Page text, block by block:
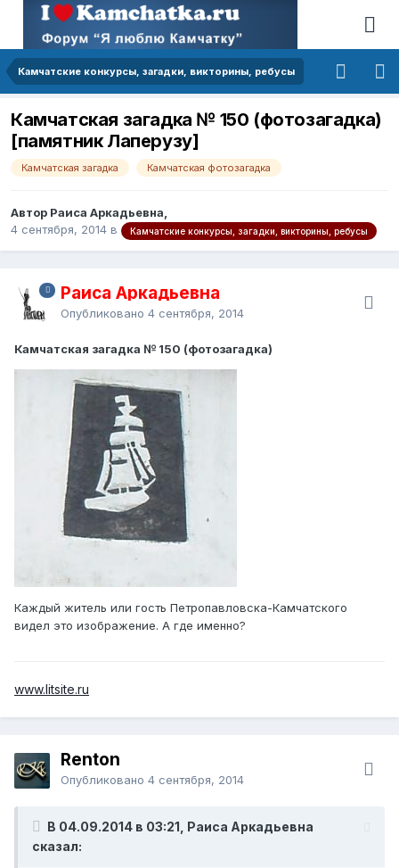
Камчатские конкурсы, загадки, викторины, ребусы
Камчатская загадка № 150 (фотозагадка)
[памятник Лаперузу]
Камчатская загадка Камчатская фотозагадка
Автор Раиса Аркадьевна,
4 сентября, 2014 в Камчатские конкурсы, загадки, викторины, ребусы
Раиса Аркадьевна
Опубликовано 4 сентября, 2014
Камчатская загадка № 150 (фотозагадка)
Каждый житель или гость Петропавловска-Камчатского
видел это изображение. А где именно?
www.litsite.ru
Renton
Опубликовано 4 сентября, 2014
В 04.09.2014 в 03:21, Раиса Аркадьевна
сказал: